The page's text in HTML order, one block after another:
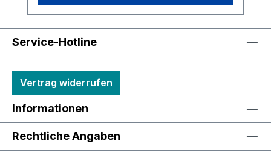
Service-Hotline
Vertrag widerrufen
Informationen
Rechtliche Angaben